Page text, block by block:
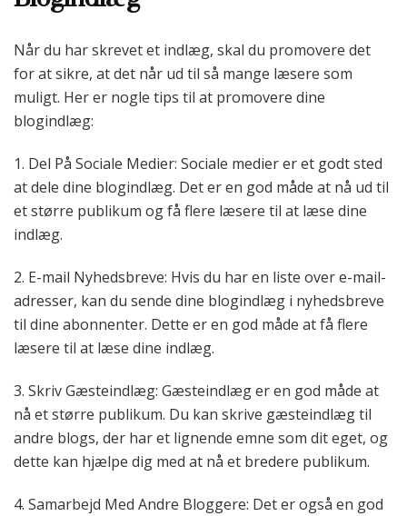
Når du har skrevet et indlæg, skal du promovere det
for at sikre, at det når ud til så mange læsere som
muligt. Her er nogle tips til at promovere dine
blogindlæg:
1. Del På Sociale Medier: Sociale medier er et godt sted
at dele dine blogindlæg. Det er en god måde at nå ud til
et større publikum og få flere læsere til at læse dine
indlæg.
2. E-mail Nyhedsbreve: Hvis du har en liste over e-mail-
adresser, kan du sende dine blogindlæg i nyhedsbreve
til dine abonnenter. Dette er en god måde at få flere
læsere til at læse dine indlæg.
3. Skriv Gæsteindlæg: Gæsteindlæg er en god måde at
nå et større publikum. Du kan skrive gæsteindlæg til
andre blogs, der har et lignende emne som dit eget, og
dette kan hjælpe dig med at nå et bredere publikum.
4. Samarbejd Med Andre Bloggere: Det er også en god